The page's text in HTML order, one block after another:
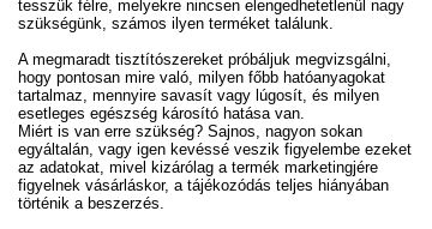
tesszük félre, melyekre nincsen elengedhetetlenül nagy
szükségünk, számos ilyen terméket találunk.
A megmaradt tisztítószereket próbáljuk megvizsgálni,
hogy pontosan mire való, milyen főbb hatóanyagokat
tartalmaz, mennyire savasít vagy lúgosít, és milyen
esetleges egészség károsító hatása van.
Miért is van erre szükség? Sajnos, nagyon sokan
egyáltalán, vagy igen kevéssé veszik figyelembe ezeket
az adatokat, mivel kizárólag a termék marketingjére
figyelnek vásárláskor, a tájékozódás teljes hiányában
történik a beszerzés.